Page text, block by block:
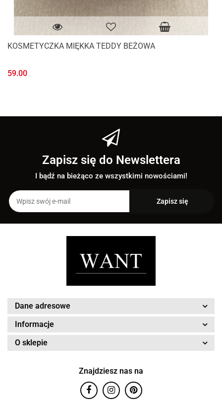
KOSMETYCZKA MIĘKKA TEDDY BEŻOWA
59.00
Zapisz się do Newslettera
I bądź na bieżąco ze wszystkimi nowościami!
Dane adresowe
Informacje
O sklepie
Znajdziesz nas na